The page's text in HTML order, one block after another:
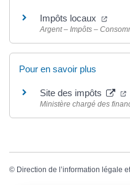
Impôts locaux
Argent – Impôts –
Pour en savoir plus
Site des impôts
Ministère chargé des
© Direction de l’information légale